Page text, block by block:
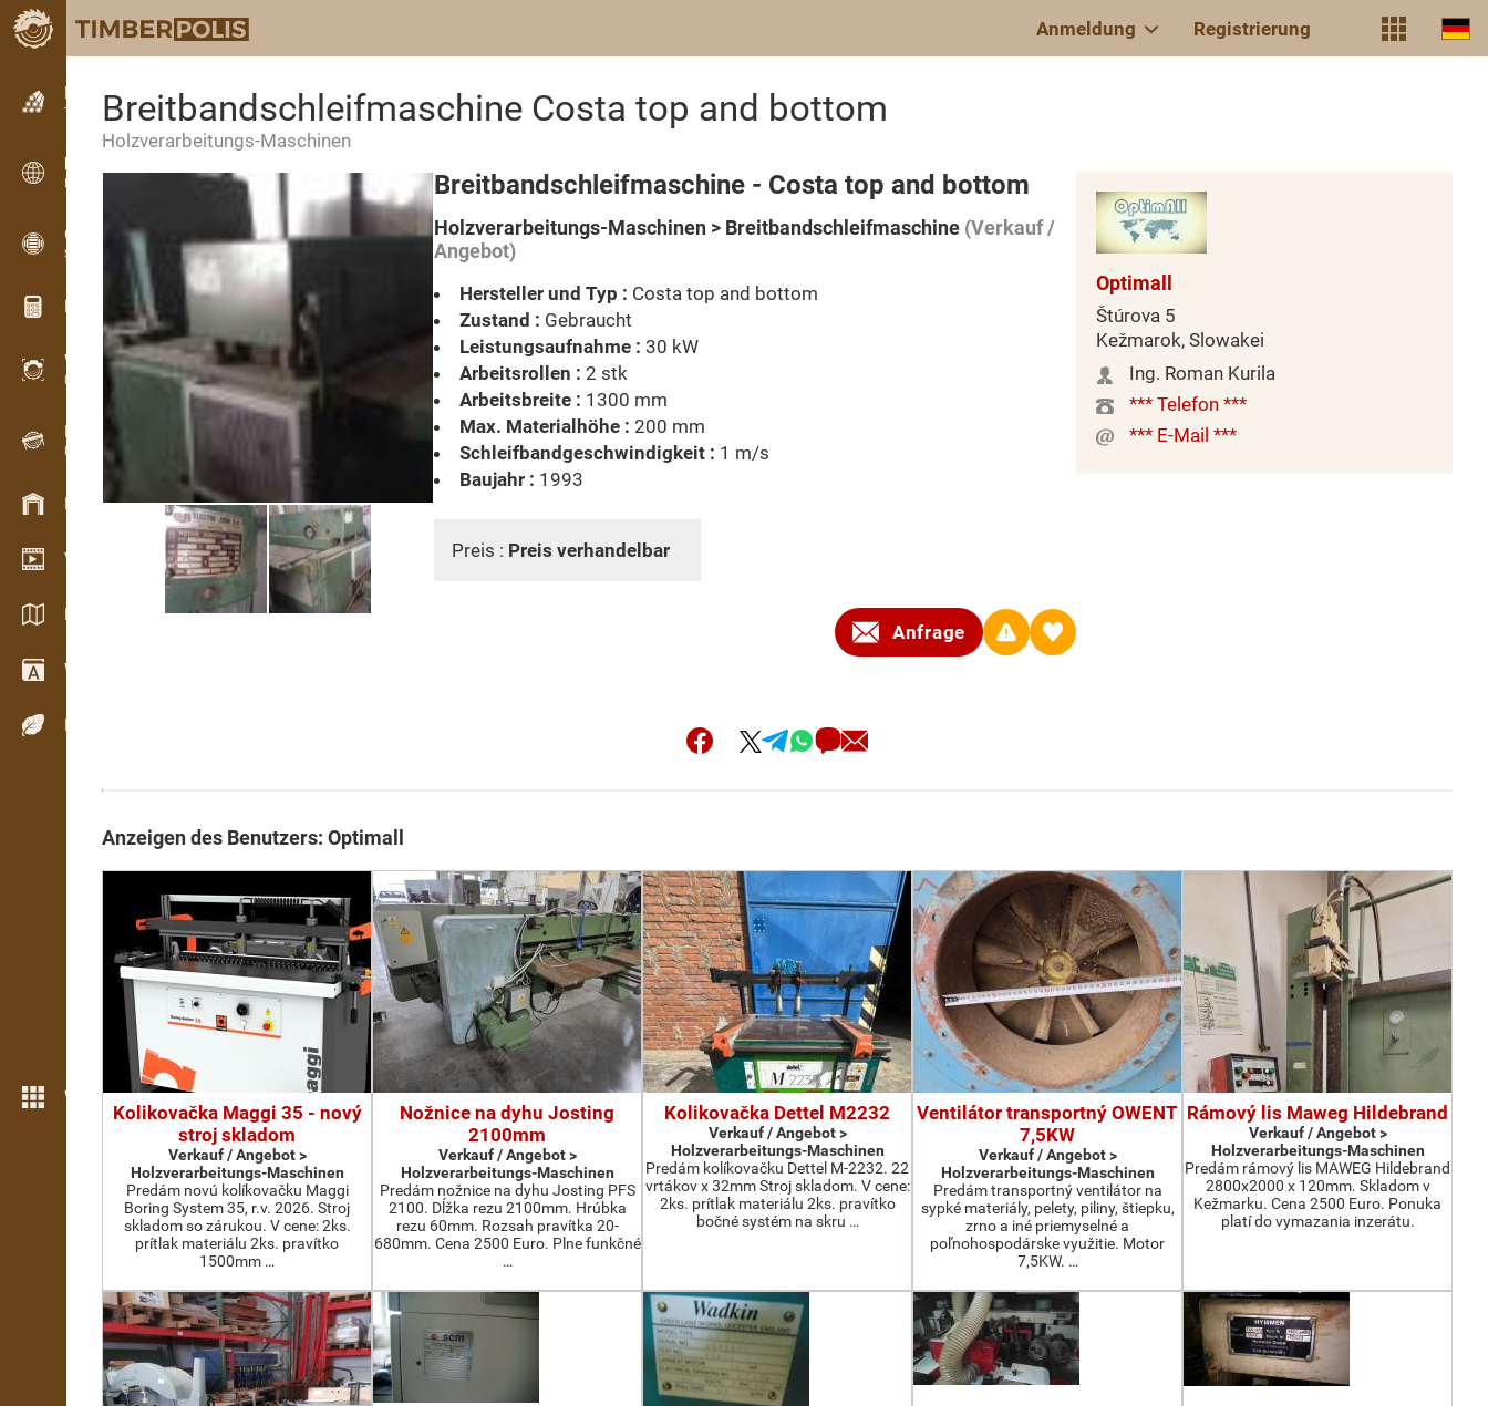
Anmeldung Registrierung
Kleinanzeigen
Textanzeigen
Kleinanzeigen
Internationale Anzeigen
OPTI-TIMB
Schnittbilder
Holz-Rechner
WoodProfi
Holzvolumen mit KI
Registriergerät
Holzbestandsaufnahme im Gelände
Bestandsmanagement
Video Showroom
Kataloge / Broschüren
Wörterbuch
Holzarten
Weitere Funktionen
Breitbandschleifmaschine Costa top and bottom
Holzverarbeitungs-Maschinen
Breitbandschleifmaschine - Costa top and bottom
Holzverarbeitungs-Maschinen > Breitbandschleifmaschine (Verkauf /
Angebot)
Hersteller und Typ : Costa top and bottom
Zustand : Gebraucht
Leistungsaufnahme : 30 kW
Arbeitsrollen : 2 stk
Arbeitsbreite : 1300 mm
Max. Materialhöhe : 200 mm
Schleifbandgeschwindigkeit : 1 m/s
Baujahr : 1993
Preis : Preis verhandelbar
Anfrage
Optimall
Štúrova 5
Kežmarok, Slowakei
Ing. Roman Kurila
*** Telefon ***
*** E-Mail ***
Anzeigen des Benutzers: Optimall
Kolikovačka Maggi 35 - nový
stroj skladom
Verkauf / Angebot >
Holzverarbeitungs-Maschinen
Predám novú kolíkovačku Maggi
Boring System 35, r.v. 2026. Stroj
skladom so zárukou. V cene: 2ks.
prítlak materiálu 2ks. pravítko
1500mm …
Nožnice na dyhu Josting
2100mm
Verkauf / Angebot >
Holzverarbeitungs-Maschinen
Predám nožnice na dyhu Josting PFS
2100. Dĺžka rezu 2100mm. Hrúbka
rezu 60mm. Rozsah pravítka 20-
680mm. Cena 2500 Euro. Plne funkčné
…
Kolikovačka Dettel M2232
Verkauf / Angebot >
Holzverarbeitungs-Maschinen
Predám kolíkovačku Dettel M-2232. 22
vrtákov x 32mm Stroj skladom. V cene:
2ks. prítlak materiálu 2ks. pravítko
bočné systém na skru …
Ventilátor transportný OWENT
7,5KW
Verkauf / Angebot >
Holzverarbeitungs-Maschinen
Predám transportný ventilátor na
sypké materiály, pelety, piliny, štiepku,
zrno a iné priemyselné a
poľnohospodárske využitie. Motor
7,5KW. …
Rámový lis Maweg Hildebrand
Verkauf / Angebot >
Holzverarbeitungs-Maschinen
Predám rámový lis MAWEG Hildebrand
2800x2000 x 120mm. Skladom v
Kežmarku. Cena 2500 Euro. Ponuka
platí do vymazania inzerátu.